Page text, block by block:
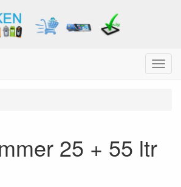
Menu
25 + 55 ltr